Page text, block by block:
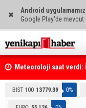
Android uygulamamız
Google Play'de mevcut
fırtına geliyor...
Emniyet Genel
BIST 100 13779.39 0%